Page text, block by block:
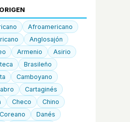
Afroamericano
Anglosajón
Armenio
Asirio
Brasileño
Camboyano
Cartaginés
Checo
Chino
Coreano
Danés